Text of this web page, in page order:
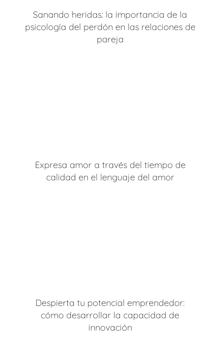
Sanando heridas: la importancia de la
psicología del perdón en las relaciones de
pareja
Expresa amor a través del tiempo de
calidad en el lenguaje del amor
Despierta tu potencial emprendedor:
cómo desarrollar la capacidad de
innovación